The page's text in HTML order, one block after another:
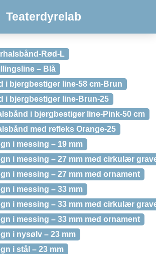
Teaterdyrelab
Rød-L
– Blå
i bjergbestiger line-58 cm-Brun
i bjergbestiger line-Brun-25
i bjergbestiger line-Pink-50 cm
med refleks Orange-25
i messing – 19 mm
i messing – 27 mm med cirkulær
i messing – 27 mm med ornament
i messing – 33 mm
i messing – 33 mm med cirkulær
i messing – 33 mm med ornament
i nysølv – 23 mm
i stål – 23 mm